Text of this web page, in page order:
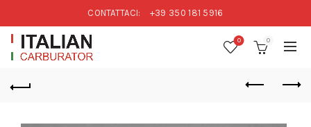
CONTATTACI: +39 350 181 5916
0 0